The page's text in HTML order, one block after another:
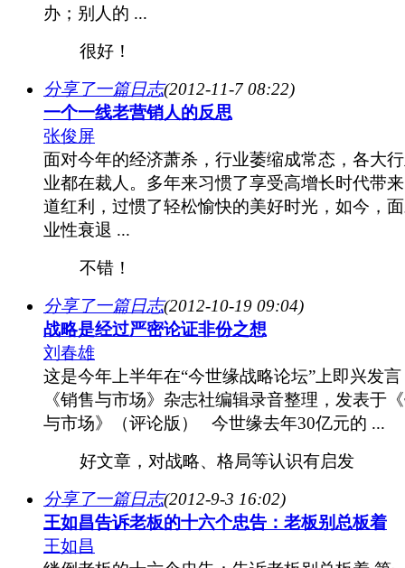
办；别人的 ...
很好！
分享了一篇日志(2012-11-7 08:22)
一个一线老营销人的反思
张俊屏
面对今年的经济萧杀，行业萎缩成常态，各大
业都在裁人。多年来习惯了享受高增长时代带
道红利，过惯了轻松愉快的美好时光，如今，
业性衰退 ...
不错！
分享了一篇日志(2012-10-19 09:04)
战略是经过严密论证非份之想
刘春雄
这是今年上半年在“今世缘战略论坛”上即兴发
《销售与市场》杂志社编辑录音整理，发表于
与市场》（评论版） 今世缘去年30亿元的 ...
好文章，对战略、格局等认识有启发
分享了一篇日志(2012-9-3 16:02)
王如昌告诉老板的十六个忠告：老板别总板着
王如昌